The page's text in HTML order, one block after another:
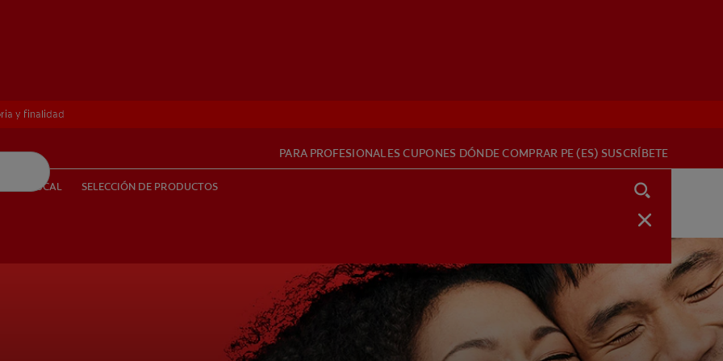
BUCAL
PARA PROFESIONALESCUPONES DÓNDE COMPRAR PE (ES) SUSCRÍBETE
BUCAL SELECCIÓN DE PRODUCTOS
y finalidad
y finalidad